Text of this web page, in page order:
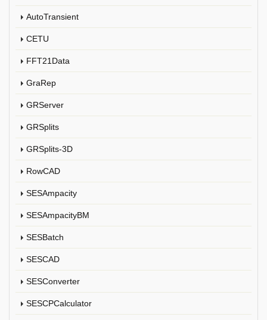
AutoTransient
CETU
FFT21Data
GraRep
GRServer
GRSplits
GRSplits-3D
RowCAD
SESAmpacity
SESAmpacityBM
SESBatch
SESCAD
SESConverter
SESCPCalculator